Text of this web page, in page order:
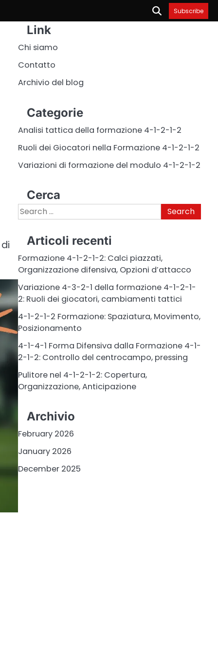
Subscribe
Link
Chi siamo
Contatto
Archivio del blog
Categorie
Analisi tattica della formazione 4-1-2-1-2
Ruoli dei Giocatori nella Formazione 4-1-2-1-2
Variazioni di formazione del modulo 4-1-2-1-2
Cerca
Search
for:
Articoli recenti
Formazione 4-1-2-1-2: Calci piazzati,
Organizzazione difensiva, Opzioni d’attacco
Variazione 4-3-2-1 della formazione 4-1-2-1-
2: Ruoli dei giocatori, cambiamenti tattici
4-1-2-1-2 Formazione: Spaziatura, Movimento,
Posizionamento
4-1-4-1 Forma Difensiva dalla Formazione 4-1-
2-1-2: Controllo del centrocampo, pressing
Pulitore nel 4-1-2-1-2: Copertura,
Organizzazione, Anticipazione
Archivio
February 2026
January 2026
December 2025